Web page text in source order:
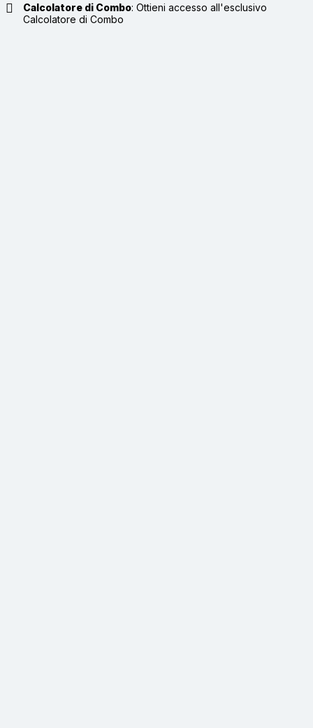
Calcolatore di Combo: Ottieni accesso all'esclusivo
Calcolatore di Combo